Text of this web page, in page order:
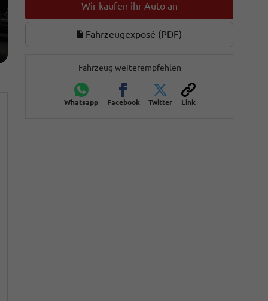
Wir kaufen ihr Auto an
Fahrzeugexposé (PDF)
Fahrzeug weiterempfehlen
Whatsapp Facebook Twitter Link